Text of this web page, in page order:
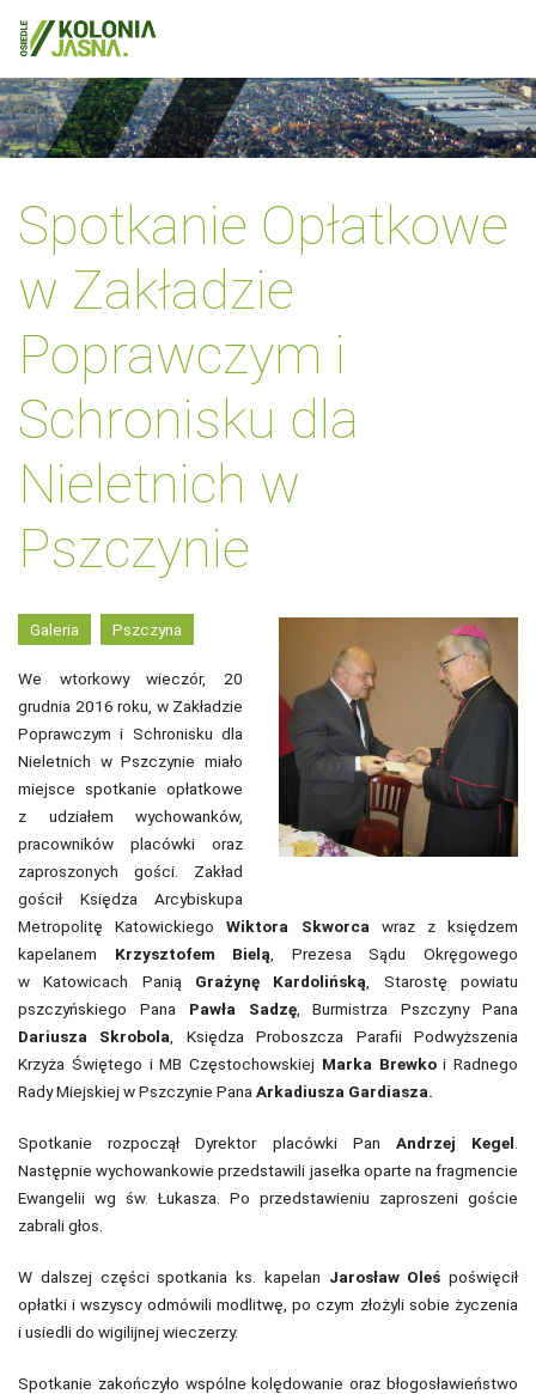
Spotkanie Opłatkowe
w Zakładzie
Poprawczym i
Schronisku dla
Nieletnich w
Pszczynie
Galeria Pszczyna
We wtorkowy wieczór, 20
grudnia 2016 roku, w Zakładzie
Poprawczym i Schronisku dla
Nieletnich w Pszczynie miało
miejsce spotkanie opłatkowe
z udziałem wychowanków,
pracowników placówki oraz
zaproszonych gości. Zakład
gościł Księdza Arcybiskupa
Metropolitę KatowickiegoWiktora Skworca wraz z księdzem
kapelanem Krzysztofem Bielą , Prezesa Sądu Okręgowego
w Katowicach Panią Grażynę Kardolińską , Starostę powiatu
pszczyńskiego Pana Pawła Sadzę, Burmistrza Pszczyny Pana
Dariusza Skrobola , Księdza Proboszcza Parafii Podwyższenia
Krzyża Świętego i MB Częstochowskiej Marka Brewkoi Radnego
Rady Miejskiej w Pszczynie Pana Arkadiusza Gardiasza.
Spotkanie rozpoczął Dyrektor placówki Pan Andrzej Kegel
Następnie wychowankowie przedstawili jasełka oparte na fragmencie
Ewangelii wg św. Łukasza. Po przedstawieniu zaproszeni goście
zabrali głos.
W dalszej części spotkania ks. kapelan Jarosław Oleś poświęcił
opłatki i wszyscy odmówili modlitwę, po czym złożyli sobie życzenia
i usiedli do wigilijnej wieczerzy.
Spotkanie zakończyło wspólne kolędowanie oraz błogosławieństwo